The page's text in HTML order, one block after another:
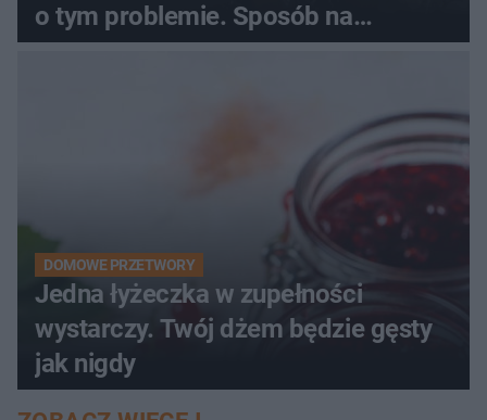
o tym problemie. Sposób na
pociemniałą biżuterię
DOMOWE PRZETWORY
Jedna łyżeczka w zupełności
wystarczy. Twój dżem będzie gęsty
jak nigdy